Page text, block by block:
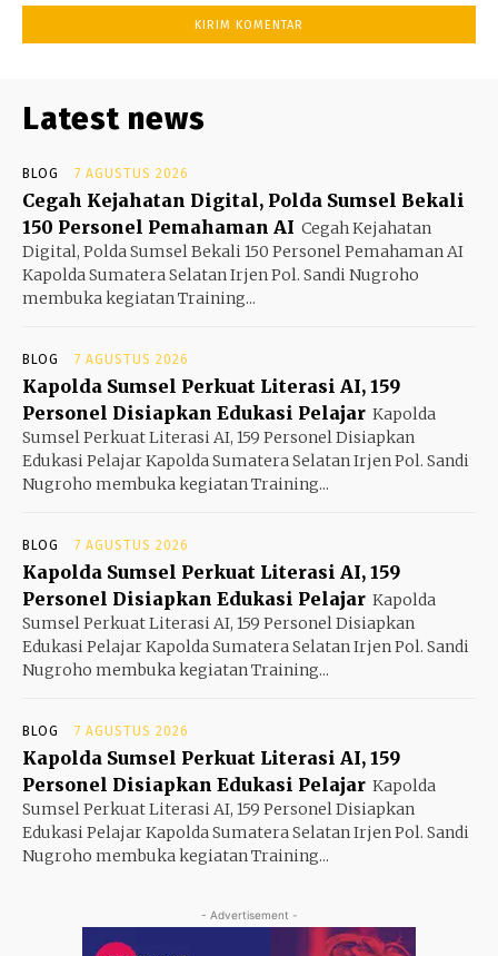
Latest news
BLOG 7 AGUSTUS 2026
Cegah Kejahatan Digital, Polda Sumsel Bekali
150 Personel Pemahaman AI Cegah Kejahatan
Digital, Polda Sumsel Bekali 150 Personel Pemahaman AI
Kapolda Sumatera Selatan Irjen Pol. Sandi Nugroho
membuka kegiatan Training...
BLOG 7 AGUSTUS 2026
Kapolda Sumsel Perkuat Literasi AI, 159
Personel Disiapkan Edukasi Pelajar Kapolda
Sumsel Perkuat Literasi AI, 159 Personel Disiapkan
Edukasi Pelajar Kapolda Sumatera Selatan Irjen Pol. Sandi
Nugroho membuka kegiatan Training...
BLOG 7 AGUSTUS 2026
Kapolda Sumsel Perkuat Literasi AI, 159
Personel Disiapkan Edukasi Pelajar Kapolda
Sumsel Perkuat Literasi AI, 159 Personel Disiapkan
Edukasi Pelajar Kapolda Sumatera Selatan Irjen Pol. Sandi
Nugroho membuka kegiatan Training...
BLOG 7 AGUSTUS 2026
Kapolda Sumsel Perkuat Literasi AI, 159
Personel Disiapkan Edukasi Pelajar Kapolda
Sumsel Perkuat Literasi AI, 159 Personel Disiapkan
Edukasi Pelajar Kapolda Sumatera Selatan Irjen Pol. Sandi
Nugroho membuka kegiatan Training...
- Advertisement -